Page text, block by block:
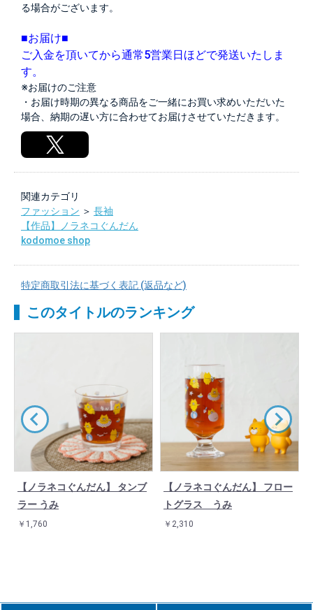
る場合がございます。
■お届け■
ご入金を頂いてから通常5営業日ほどで発送いたしま
す。
※お届けのご注意
・お届け時期の異なる商品をご一緒にお買い求めいただいた
場合、納期の遅い方に合わせてお届けさせていただきます。
関連カテゴリ
ファッション ＞ 長袖
【作品】ノラネコぐんだん
kodomoe shop
特定商取引法に基づく表記 (返品など)
このタイトルのランキング
【ノラネコぐんだん】 タンブ
ラー うみ
￥1,760
【ノラネコぐんだん】 フロー
トグラス うみ
￥2,310